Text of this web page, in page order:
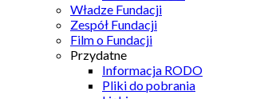
Władze Fundacji
Zespół Fundacji
Film o Fundacji
Przydatne
Informacja RODO
Pliki do pobrania